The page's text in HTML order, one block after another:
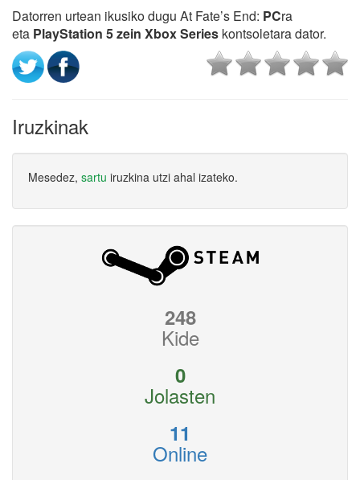
Datorren urtean ikusiko dugu At Fate’s End: PCra
eta PlayStation 5 zein Xbox Series kontsoletara dator.
Iruzkinak
Mesedez, sartu iruzkina utzi ahal izateko.
248
Kide
0
Jolasten
11
Online